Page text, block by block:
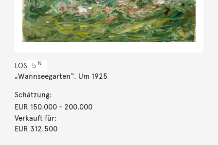
LOS 5 N
„Wannseegarten“. Um 1925
Schätzung:
EUR 150.000- 200.000
Verkauft für:
EUR 312.500